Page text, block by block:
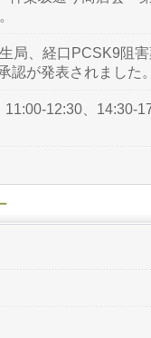
局、経口PCSK9阻
認が発表されました。
11:00-12:30、14:30-